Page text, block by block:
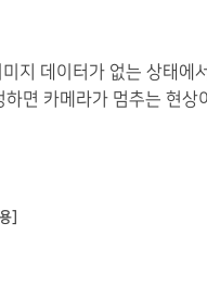
지 데이터가 없는 상태에
면 카메라가 멈추는 현상이
]